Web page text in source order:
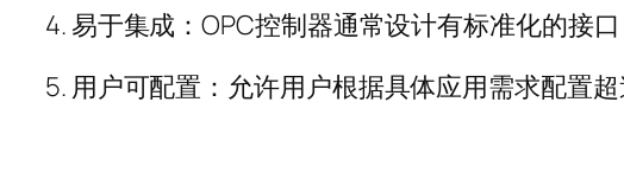
4. 易于集成：OPC控制器通常设计有标准化的接
5. 用户可配置：允许用户根据具体应用需求配置超